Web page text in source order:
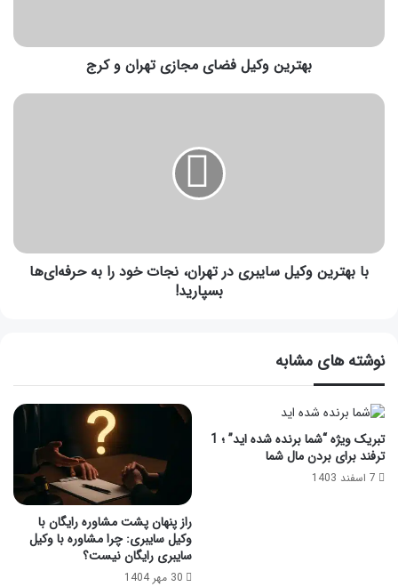
بهترین وکیل فضای مجازی تهران و کرج
با بهترین وکیل سایبری در تهران، نجات خود را به حرفه‌ای‌ها
بسپارید!
نوشته های مشابه
تبریک ویژه “شما برنده شده اید” ؛ 1
ترفند برای بردن مال شما
7 اسفند 1403
راز پنهان پشت مشاوره رایگان با
وکیل سایبری: چرا مشاوره با وکیل
سایبری رایگان نیست؟
30 مهر 1404